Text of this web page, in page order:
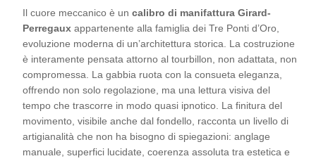
Il cuore meccanico è un calibro di manifattura Girard-
Perregaux appartenente alla famiglia dei Tre Ponti d’Oro,
evoluzione moderna di un’architettura storica. La costruzione
è interamente pensata attorno al tourbillon, non adattata, non
compromessa. La gabbia ruota con la consueta eleganza,
offrendo non solo regolazione, ma una lettura visiva del
tempo che trascorre in modo quasi ipnotico. La finitura del
movimento, visibile anche dal fondello, racconta un livello di
artigianalità che non ha bisogno di spiegazioni: anglage
manuale, superfici lucidate, coerenza assoluta tra estetica e